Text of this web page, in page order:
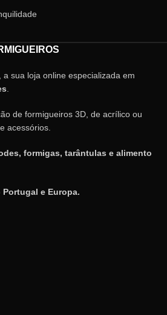
sua loja online especializada em
de formigueiros 3D, de acrílico ou
acessórios.
formigas, tarântulas e alimento
e Europa.